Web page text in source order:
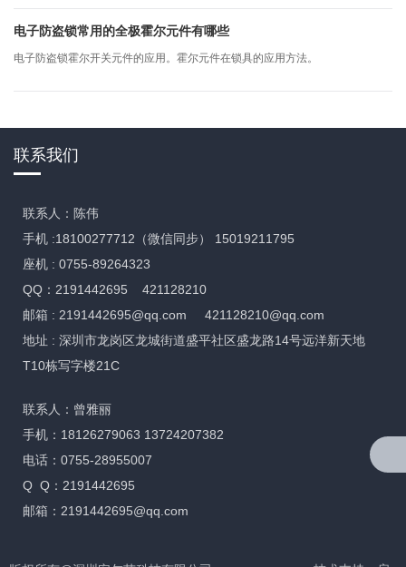
电子防盗锁常用的全极霍尔元件有哪些
电子防盗锁霍尔开关元件的应用。霍尔元件在锁具的应用方法。
联系我们
联系人：陈伟
手机 :18100277712（微信同步） 15019211795
座机 : 0755-89264323
QQ：2191442695 421128210
邮箱 : 2191442695@qq.com 421128210@qq.com
地址 : 深圳市龙岗区龙城街道盛平社区盛龙路14号远洋新天地
T10栋写字楼21C
联系人：曾雅丽
手机：18126279063 13724207382
电话：0755-28955007
Q Q：2191442695
邮箱：2191442695@qq.com